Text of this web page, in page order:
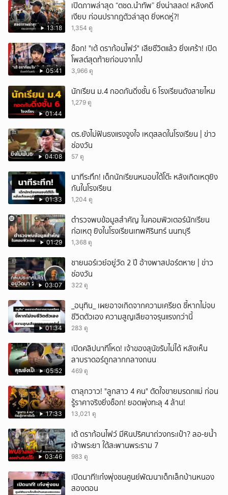
13:18
เปิดภาพล่าสุด “ตชด.นำทัพ” ยิ่งน่าสลด! หลังคดี
เงียบ ก่อนปรากฎตัวล่าสุด ยิ่งหดหู่?!
1,354 ดู
05:41
ช็อก! "เต้ ดราก้อนไฟว์" เสียชีวิตแล้ว ยิ่งเศร้า! เปิด
โพสต์สุดท้ายก่อนจากไป
3,966 ดู
01:44
นักเรียน ม.4 กอดกันดิ่งชั้น 6 โรงเรียนดังสายไหม
1,279 ดู
04:08
ตร.ยังไม่ฟันธงแรงจูงใจ เหตุสลดในโรงเรียน | ข่าว
ช่องวัน
57 ดู
01:33
นาทีระทึก! เด็กนักเรียนหมอบใต้โต๊ะ หลังเกิดเหตุยิง
กันในโรงเรียน
1,204 ดู
01:29
ตำรวจพบข้อมูลสำคัญ ในคอมพิวเตอร์นักเรียน
ก่อเหตุ ยิงในโรงเรียนเทพศิรินทร์ นนทบุรี
1,368 ดู
03:07
ชายนอร์เวย์อยู่วัด 2 ปี อ้างพาสปอร์ตหาย | ข่าว
ช่องวัน
322 ดู
01:34
_อนุทิน_ เผยอาจเกิดจากความเครียด ชี้หากไม่จบ
ชีวิตตัวเอง ความสูญเสียอาจรุนแรงกว่านี้
283 ดู
05:52
เปิดคลิปนาทีโหด! เจ้าของสุนัขรับไม่ได้ หลังเห็น
ลาบราดอร์ถูกลากกลางถนน
469 ดู
17:33
ตาลุกวาว! "ลูกสาว 4 คน" ตัดใจขายมรดกแม่ ก่อน
รู้ราคาจริงยิ่งช็อก! ยอดพุ่งทะลุ 4 ล้าน!
13,021 ดู
03:46
เต้ ดราก้อนไฟว์ มีหินปริศนาถ่วงกระเป๋า? ลอ-ยน้ำ
เจ้าพระยา ใต้สะพานพระราม 7
983 ดู
เปิดนาที!เก๋งพุ่งชนศูนย์พัฒนาเด็กเล็กบ้านหนอง
สองตอน